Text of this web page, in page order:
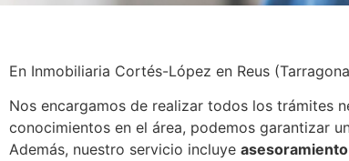
En Inmobiliaria Cortés-López en Reus
Nos encargamos de realizar todos los trámites
conocimientos en el área, podemos garantizar
Además, nuestro servicio incluye asesoramiento